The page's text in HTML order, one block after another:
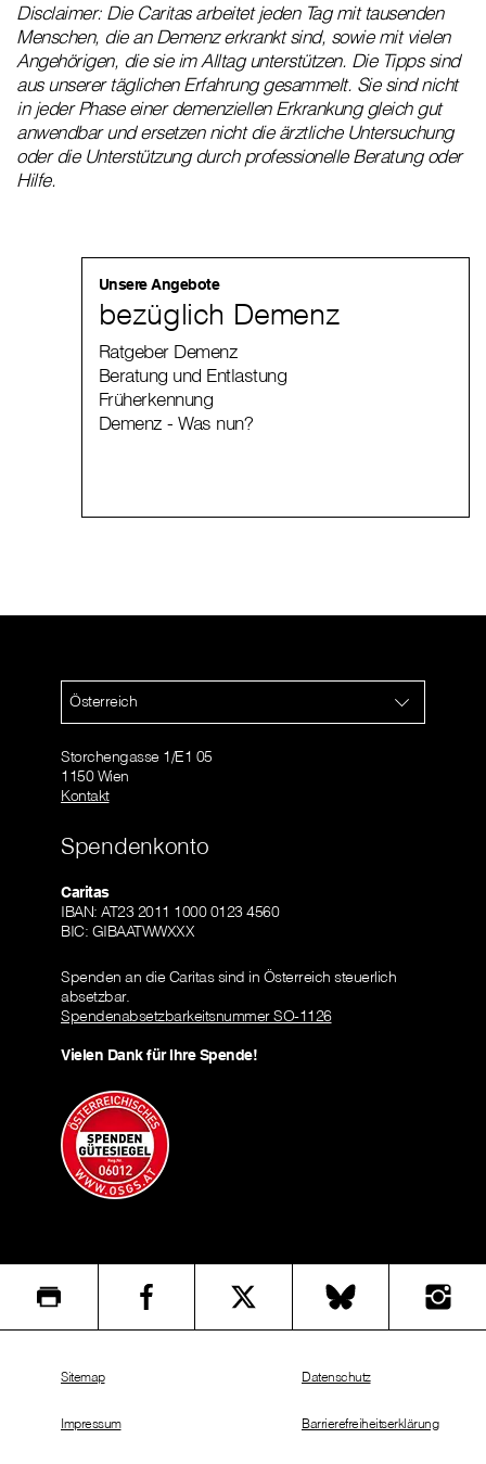
Disclaimer: Die Caritas arbeitet jeden Tag mit tausenden
Menschen, die an Demenz erkrankt sind, sowie mit vielen
Angehörigen, die sie im Alltag unterstützen. Die Tipps sind
aus unserer täglichen Erfahrung gesammelt. Sie sind nicht
in jeder Phase einer demenziellen Erkrankung gleich gut
anwendbar und ersetzen nicht die ärztliche Untersuchung
oder die Unterstützung durch professionelle Beratung oder
Hilfe.
Unsere Angebote
bezüglich Demenz
Ratgeber Demenz
Beratung und Entlastung
Früherkennung
Demenz - Was nun?
Österreich
Storchengasse 1/E1 05
1150 Wien
Kontakt
Spendenkonto
Caritas
IBAN: AT23 2011 1000 0123 4560
BIC: GIBAATWWXXX
Spenden an die Caritas sind in Österreich steuerlich
absetzbar.
Spendenabsetzbarkeitsnummer SO-1126
Vielen Dank für Ihre Spende!
Sitemap
Impressum
Datenschutz
Barrierefreiheitserklärung